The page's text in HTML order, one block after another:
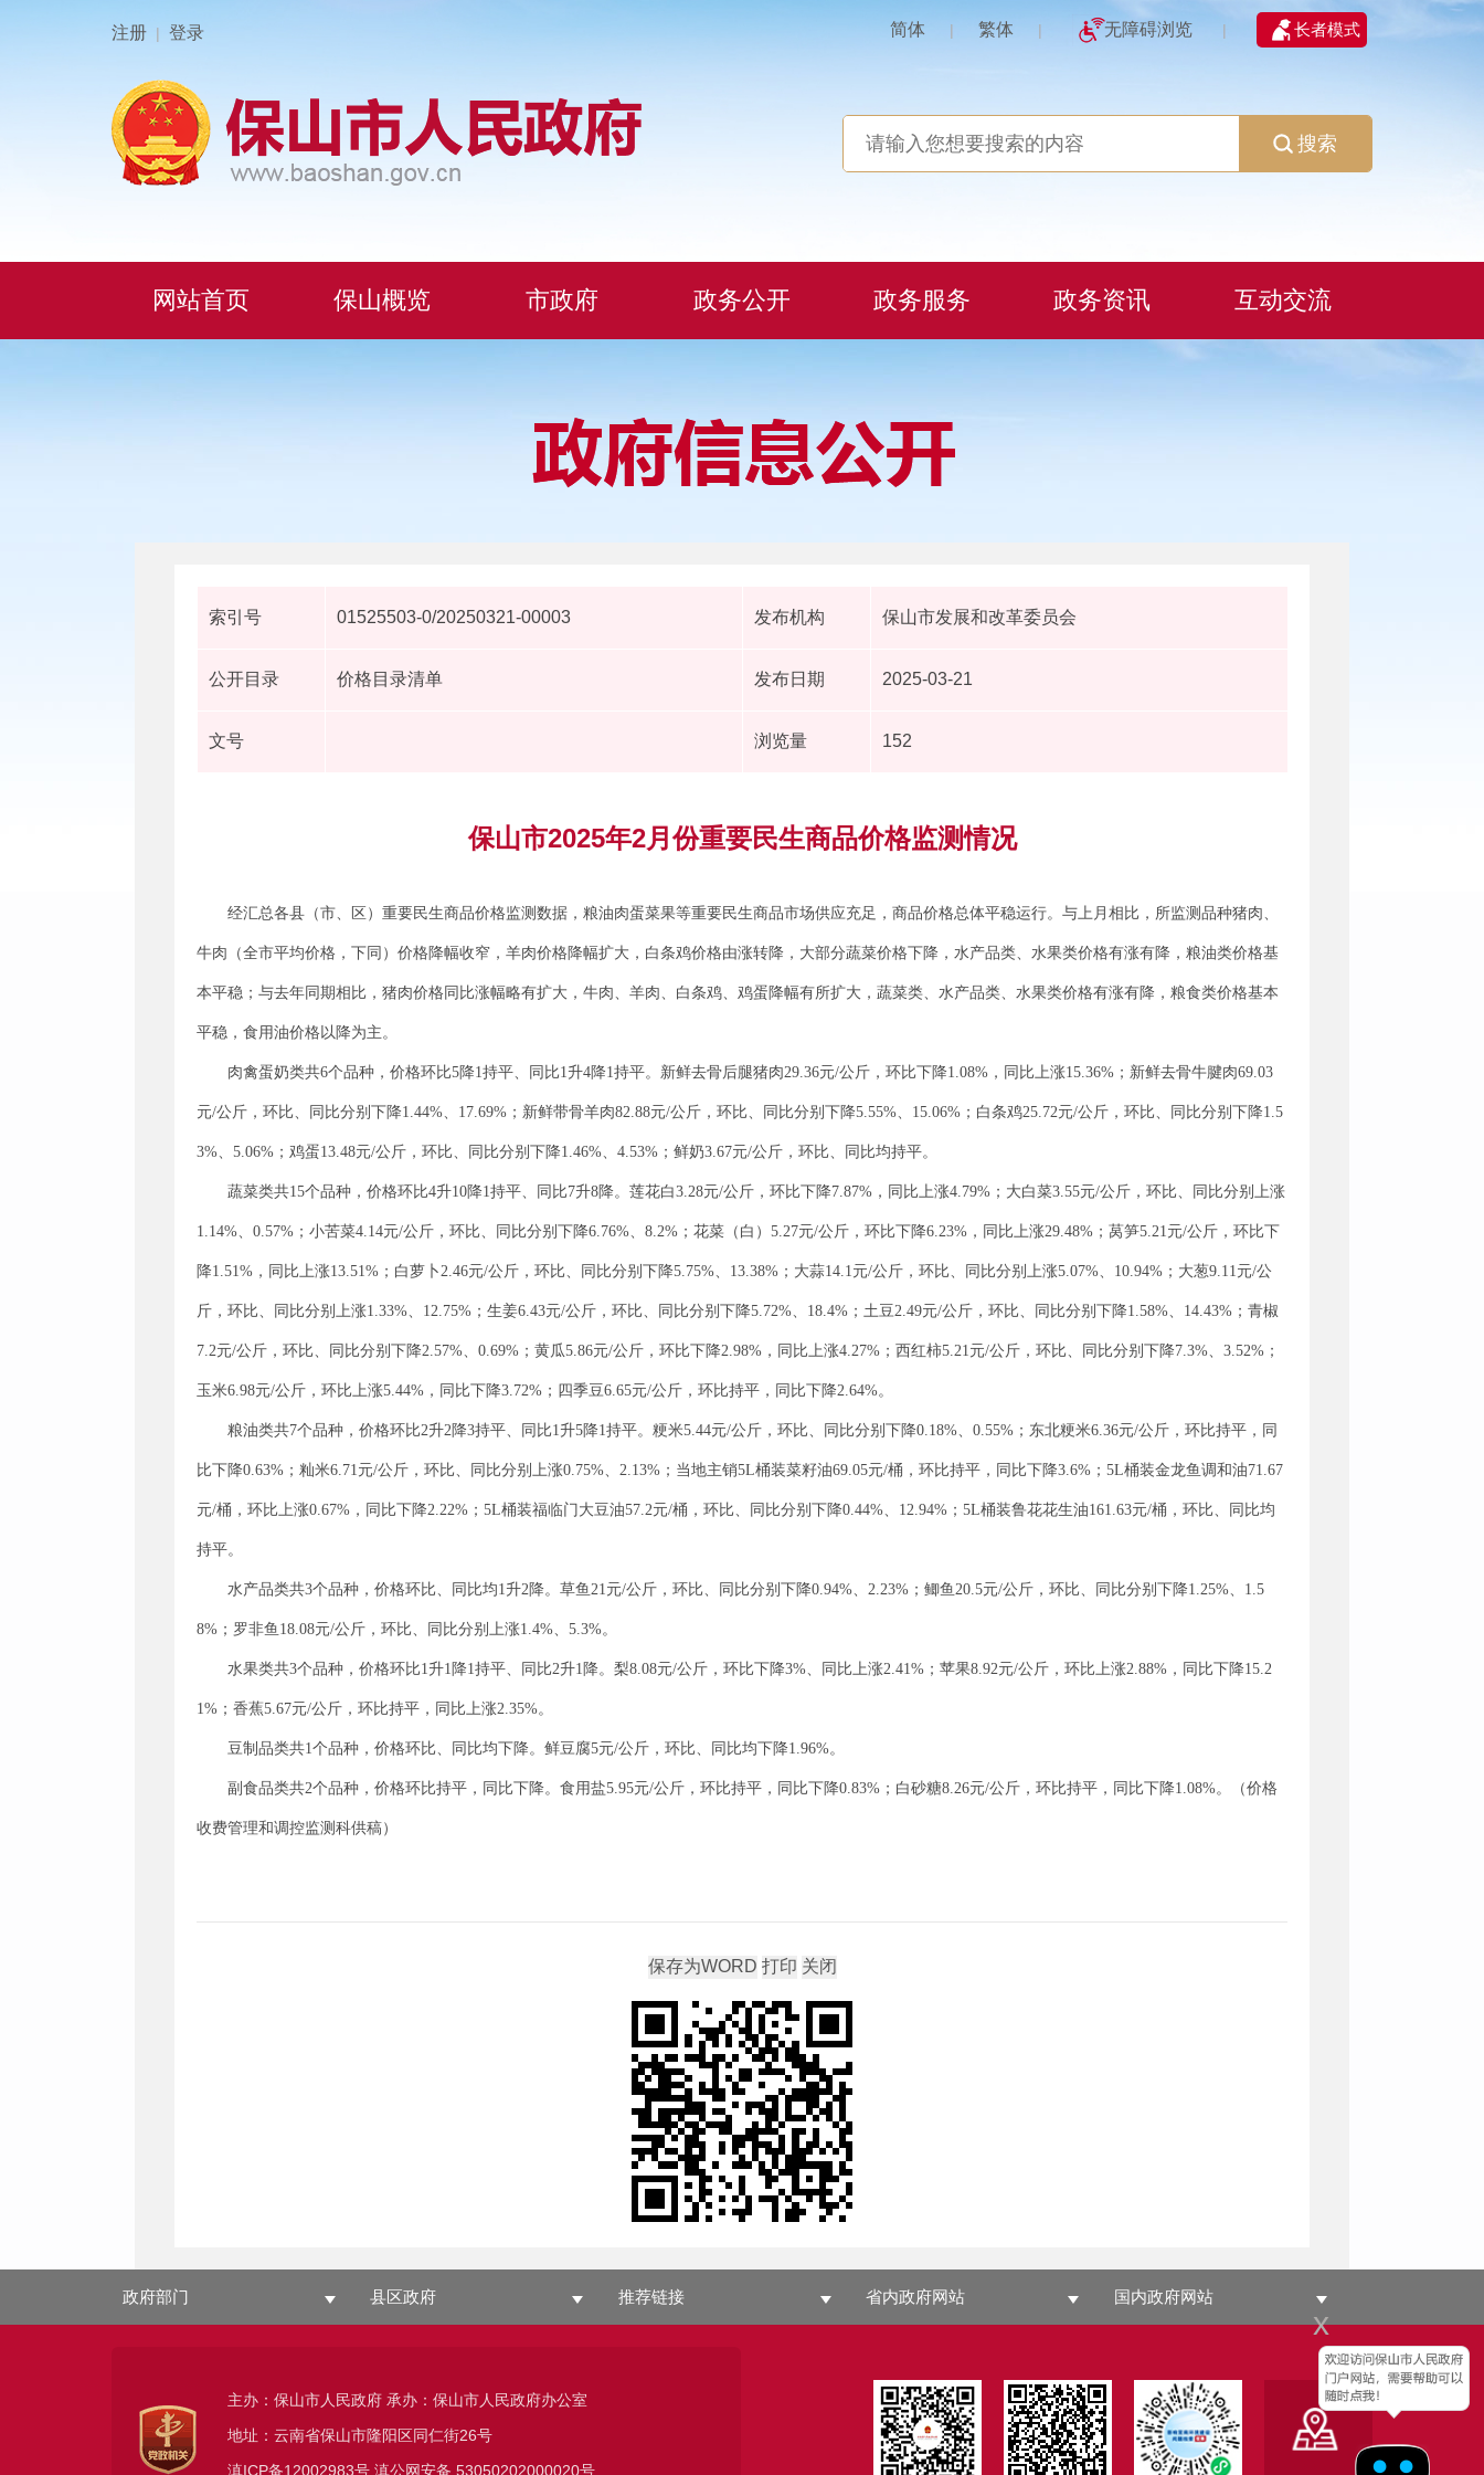
注册 | 登录 简体 | 繁体 | 无障碍浏览 | 长者模式
x
搜索
网站首页 保山概览 市政府 政务公开 政务服务 政务资讯 互动交流
索引号 01525503-0/20250321-00003 发布机构 保山市发展和改革委员会
公开目录 价格目录清单 发布日期 2025-03-21
文号 浏览量 152
保山市2025年2月份重要民生商品价格监测情况
经汇总各县（市、区）重要民生商品价格监测数据，粮油肉蛋菜果等重要民生商品市场供应充足，商品价格总体平稳运行。与上月相比，所监测品种猪肉、
牛肉（全市平均价格，下同）价格降幅收窄，羊肉价格降幅扩大，白条鸡价格由涨转降，大部分蔬菜价格下降，水产品类、水果类价格有涨有降，粮油类价格基
本平稳；与去年同期相比，猪肉价格同比涨幅略有扩大，牛肉、羊肉、白条鸡、鸡蛋降幅有所扩大，蔬菜类、水产品类、水果类价格有涨有降，粮食类价格基本
平稳，食用油价格以降为主。
肉禽蛋奶类共6个品种，价格环比5降1持平、同比1升4降1持平。新鲜去骨后腿猪肉29.36元/公斤，环比下降1.08%，同比上涨15.36%；新鲜去骨牛腱肉69.03
元/公斤，环比、同比分别下降1.44%、17.69%；新鲜带骨羊肉82.88元/公斤，环比、同比分别下降5.55%、15.06%；白条鸡25.72元/公斤，环比、同比分别下降1.5
3%、5.06%；鸡蛋13.48元/公斤，环比、同比分别下降1.46%、4.53%；鲜奶3.67元/公斤，环比、同比均持平。
蔬菜类共15个品种，价格环比4升10降1持平、同比7升8降。莲花白3.28元/公斤，环比下降7.87%，同比上涨4.79%；大白菜3.55元/公斤，环比、同比分别上涨
1.14%、0.57%；小苦菜4.14元/公斤，环比、同比分别下降6.76%、8.2%；花菜（白）5.27元/公斤，环比下降6.23%，同比上涨29.48%；莴笋5.21元/公斤，环比下
降1.51%，同比上涨13.51%；白萝卜2.46元/公斤，环比、同比分别下降5.75%、13.38%；大蒜14.1元/公斤，环比、同比分别上涨5.07%、10.94%；大葱9.11元/公
斤，环比、同比分别上涨1.33%、12.75%；生姜6.43元/公斤，环比、同比分别下降5.72%、18.4%；土豆2.49元/公斤，环比、同比分别下降1.58%、14.43%；青椒
7.2元/公斤，环比、同比分别下降2.57%、0.69%；黄瓜5.86元/公斤，环比下降2.98%，同比上涨4.27%；西红柿5.21元/公斤，环比、同比分别下降7.3%、3.52%；
玉米6.98元/公斤，环比上涨5.44%，同比下降3.72%；四季豆6.65元/公斤，环比持平，同比下降2.64%。
粮油类共7个品种，价格环比2升2降3持平、同比1升5降1持平。粳米5.44元/公斤，环比、同比分别下降0.18%、0.55%；东北粳米6.36元/公斤，环比持平，同
比下降0.63%；籼米6.71元/公斤，环比、同比分别上涨0.75%、2.13%；当地主销5L桶装菜籽油69.05元/桶，环比持平，同比下降3.6%；5L桶装金龙鱼调和油71.67
元/桶，环比上涨0.67%，同比下降2.22%；5L桶装福临门大豆油57.2元/桶，环比、同比分别下降0.44%、12.94%；5L桶装鲁花花生油161.63元/桶，环比、同比均
持平。
水产品类共3个品种，价格环比、同比均1升2降。草鱼21元/公斤，环比、同比分别下降0.94%、2.23%；鲫鱼20.5元/公斤，环比、同比分别下降1.25%、1.5
8%；罗非鱼18.08元/公斤，环比、同比分别上涨1.4%、5.3%。
水果类共3个品种，价格环比1升1降1持平、同比2升1降。梨8.08元/公斤，环比下降3%、同比上涨2.41%；苹果8.92元/公斤，环比上涨2.88%，同比下降15.2
1%；香蕉5.67元/公斤，环比持平，同比上涨2.35%。
豆制品类共1个品种，价格环比、同比均下降。鲜豆腐5元/公斤，环比、同比均下降1.96%。
副食品类共2个品种，价格环比持平，同比下降。食用盐5.95元/公斤，环比持平，同比下降0.83%；白砂糖8.26元/公斤，环比持平，同比下降1.08%。（价格
收费管理和调控监测科供稿）
政府部门 县区政府 推荐链接 省内政府网站 国内政府网站
主办：保山市人民政府 承办：保山市人民政府办公室
地址：云南省保山市隆阳区同仁街26号
滇ICP备12002983号滇公网安备 53050202000020号